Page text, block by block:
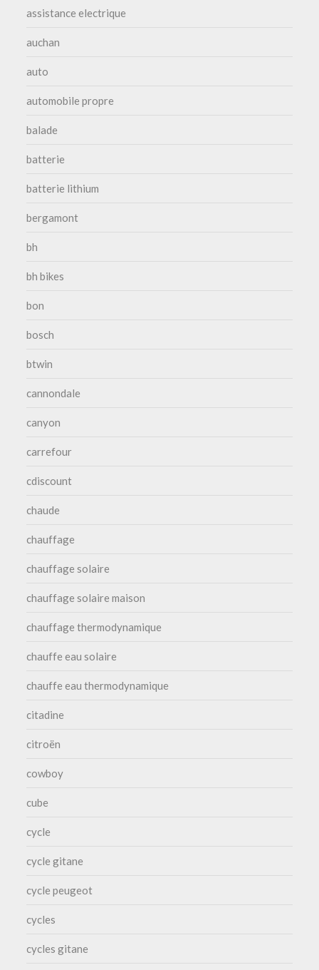
assistance electrique
auchan
auto
automobile propre
balade
batterie
batterie lithium
bergamont
bh
bh bikes
bon
bosch
btwin
cannondale
canyon
carrefour
cdiscount
chaude
chauffage
chauffage solaire
chauffage solaire maison
chauffage thermodynamique
chauffe eau solaire
chauffe eau thermodynamique
citadine
citroën
cowboy
cube
cycle
cycle gitane
cycle peugeot
cycles
cycles gitane